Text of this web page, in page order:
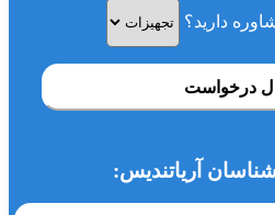
دارید؟
درخواست
آریاتندیس: